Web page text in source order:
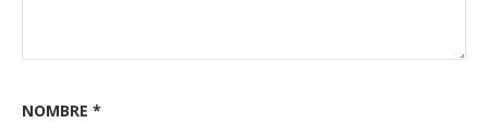
NOMBRE *